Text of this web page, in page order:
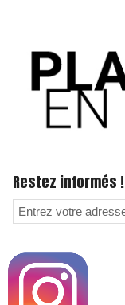
Restez informés !